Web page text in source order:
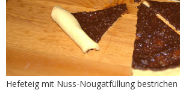
Hefeteig mit Nuss-Nougatfüllung bestrichen